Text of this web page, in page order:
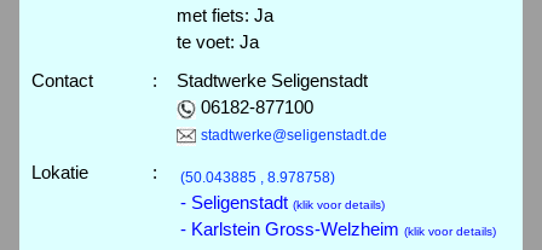
met fiets: Ja
te voet: Ja
Contact
:
Stadtwerke Seligenstadt
06182-877100
stadtwerke@seligenstadt.de
Lokatie : (50.043885 , 8.978758)
- Seligenstadt (klik voor details)
- Karlstein Gross-Welzheim (klik voor details)